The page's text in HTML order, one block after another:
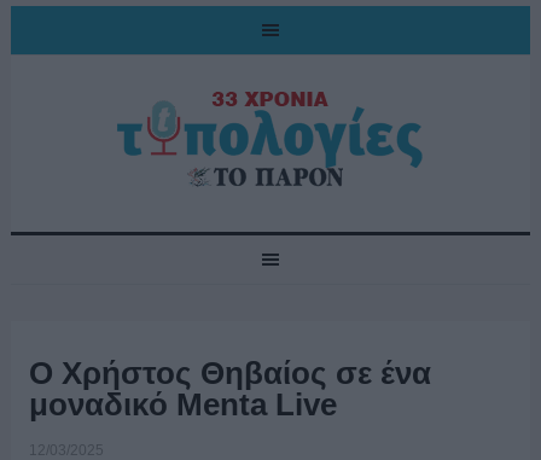
Ο Χρήστος Θηβαίος σε ένα
μοναδικό Menta Live
12/03/2025